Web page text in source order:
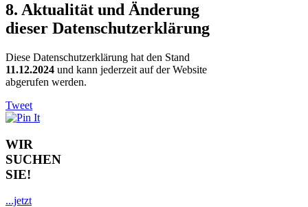
8. Aktualität und Änderung
dieser Datenschutzerklärung
Diese Datenschutzerklärung hat den Stand
11.12.2024 und kann jederzeit auf der Website
abgerufen werden.
Tweet
WIR
SUCHEN
SIE!
...jetzt